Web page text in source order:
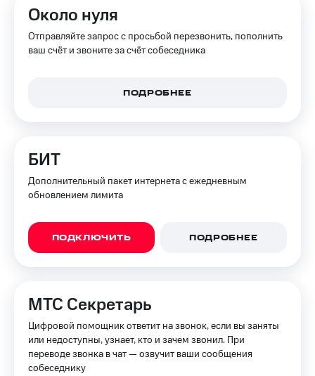
Около нуля
Отправляйте запрос с просьбой перезвонить, пополнить
ваш счёт и звоните за счёт собеседника
ПОДРОБНЕЕ
БИТ
Дополнительный пакет интернета с ежедневным
обновлением лимита
ПОДКЛЮЧИТЬ ПОДРОБНЕЕ
МТС Секретарь
Цифровой помощник ответит на звонок, если вы заняты
или недоступны, узнает, кто и зачем звонил. При
переводе звонка в чат — озвучит ваши сообщения
собеседнику